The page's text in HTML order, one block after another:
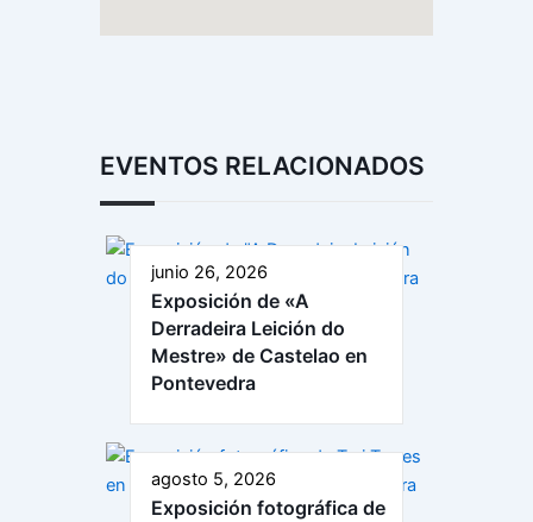
EVENTOS RELACIONADOS
junio 26, 2026
Exposición de «A
Derradeira Leición do
Mestre» de Castelao en
Pontevedra
agosto 5, 2026
Exposición fotográfica de